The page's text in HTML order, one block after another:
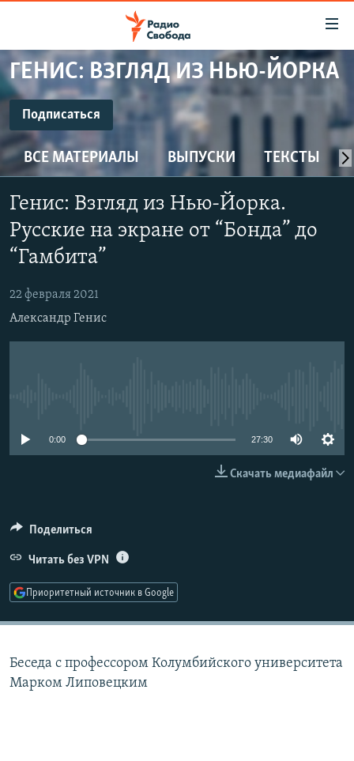
упрощенного
доступа
Вернуться
к
основному
содержанию
Вернутся
главной
навигации
поиску
ПРОГРАММЫ
ПОДКАСТЫ
АВТОРСКИЕ ПРОЕКТЫ
ЦИТАТЫ СВОБОДЫ
МНЕНИЯ
КУЛЬТУРА
IDEL.РЕАЛИИ
СЕВЕР.РЕАЛИИ
СИБИРЬ.РЕАЛИИ
СОЦИАЛЬНЫЕ СЕТИ
ГЕНИС: ВЗГЛЯД ИЗ НЬЮ-ЙОРКА
Подписаться
ПОДПИСАТЬСЯ
YouTube
ВСЕ МАТЕРИАЛЫ ВЫПУСКИ ТЕКСТЫ
Генис: Взгляд из Нью-Йорка.
Русские на экране oт “Бонда” до
“Гамбита”
22 февраля 2021
Александр Генис
0:00 27:30
Скачать медиафайл
Поделиться
Читать без VPN
Приоритетный источник в Google
Беседа с профессором Колумбийского университета
Марком Липовецким